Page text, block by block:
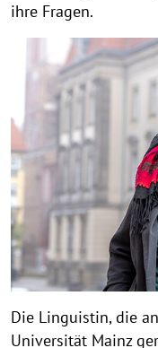
ihre Fragen.
Die Linguistin, die
Universität Mainz